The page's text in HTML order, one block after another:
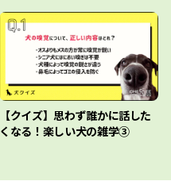
【クイズ】思わず誰かに話した
くなる！楽しい犬の雑学③